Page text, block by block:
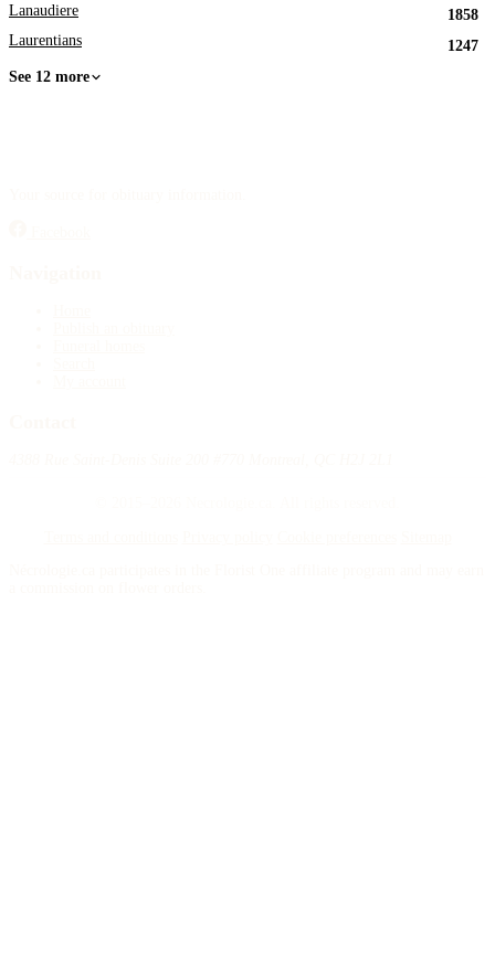
Lanaudiere
1858
Laurentians
1247
See 12 more